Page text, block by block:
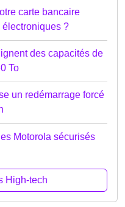
carte bancaire
électroniques ?
des capacités de
To
un redémarrage forcé
Motorola sécurisés
High-tech